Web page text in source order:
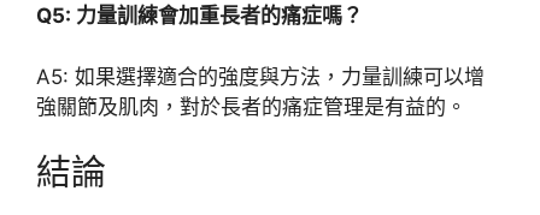
Q5: 力量訓練會加重長者的痛症嗎？
A5: 如果選擇適合的強度與方法，力量訓練可以增
強關節及肌肉，對於長者的痛症管理是有益的。
結論